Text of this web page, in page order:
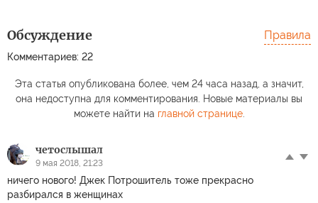
Обсуждение
Комментариев: 22
Правила
Эта статья опубликована более, чем 24 часа назад, а значит,
она недоступна для комментирования. Новые материалы вы
можете найти на главной странице.
четослышал
9 мая 2018, 21:23
ничего нового! Джек Потрошитель тоже прекрасно
разбирался в женщинах